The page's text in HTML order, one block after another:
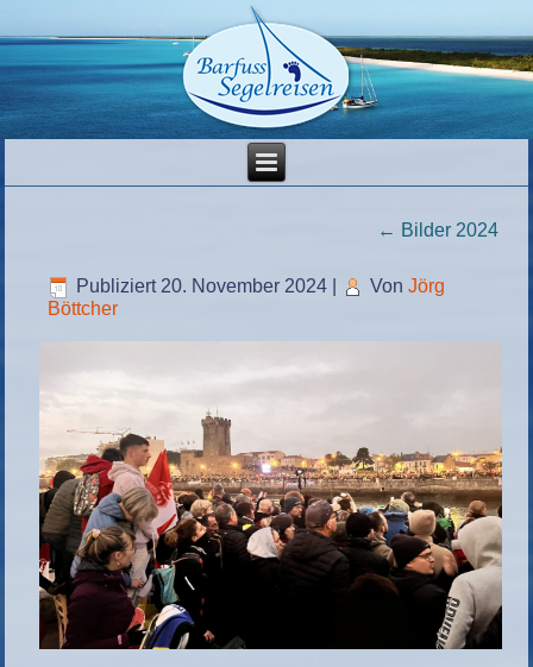
← Bilder 2024
Publiziert 20. November 2024 Von Jörg
Böttcher